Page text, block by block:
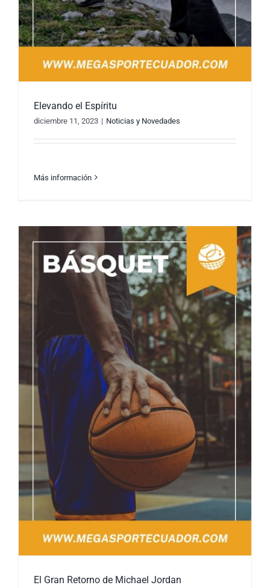
Elevando el Espíritu
Elevando el Espíritu
diciembre 11, 2023 | Noticias y Novedades
Más información
El Gran Retorno de Michael Jordan